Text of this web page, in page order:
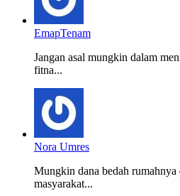
EmapTenam
Jangan asal mungkin dalam
fitna...
Nora Umres
Mungkin dana bedah rumahnya
masyarakat...